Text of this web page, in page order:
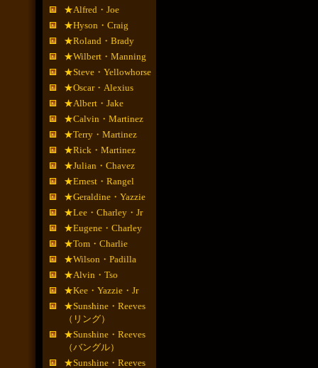
★Alfred・Joe
★Hyson・Craig
★Roland・Brady
★Wilbert・Manning
★Steve・Yellowhorse
★Oscar・Alexius
★Albert・Jake
★Calvin・Martinez
★Terry・Martinez
★Rick・Martinez
★Julian・Chavez
★Ernest・Rangel
★Geraldine・Yazzie
★Lee・Charley・Jr
★Eugene・Charley
★Tom・Charlie
★Wilson・Padilla
★Alvin・Tso
★Kee・Yazzie・Jr
★Sunshine・Reeves
（リング）
★Sunshine・Reeves
（バングル）
★Sunshine・Reeves